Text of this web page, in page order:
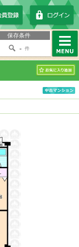
保存条件
- 件
MENU
お気に入り